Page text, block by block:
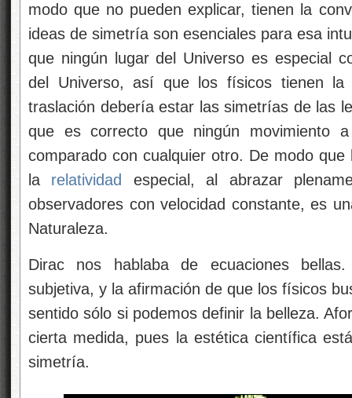
modo que no pueden explicar, tienen la
ideas de simetría son esenciales para esa
que ningún lugar del Universo es especial
del Universo, así que los físicos tienen
traslación debería estar las simetrías de las
que es correcto que ningún movimiento
comparado con cualquier otro. De modo
la relatividad
especial, al abrazar
observadores con velocidad constante, es
Naturaleza.
Dirac nos hablaba de ecuaciones
subjetiva, y la afirmación de que los físicos
sentido sólo si podemos definir la belleza.
cierta medida, pues la estética científica
simetría.